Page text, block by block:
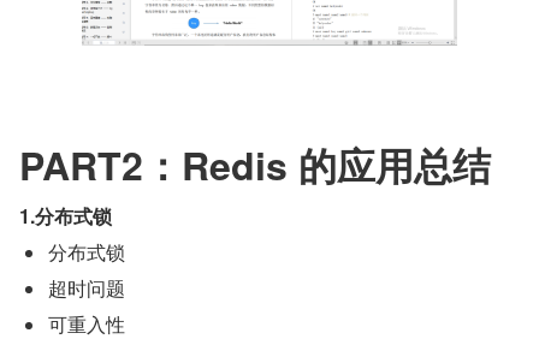
PART2：Redis 的应用总结
1.分布式锁
分布式锁
超时问题
可重入性